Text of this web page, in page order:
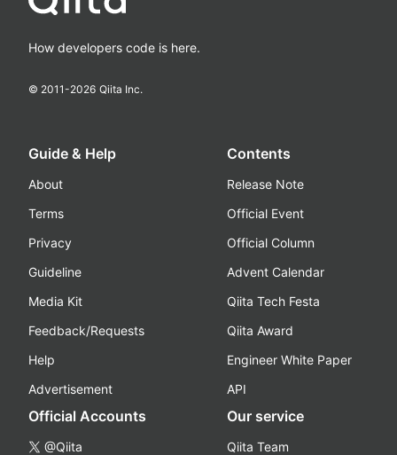
How developers code is here.
© 2011-2026 Qiita Inc.
Guide & Help
About
Terms
Privacy
Guideline
Media Kit
Feedback/Requests
Help
Advertisement
Contents
Release Note
Official Event
Official Column
Advent Calendar
Qiita Tech Festa
Qiita Award
Engineer White Paper
API
Official Accounts
@Qiita
Our service
Qiita Team